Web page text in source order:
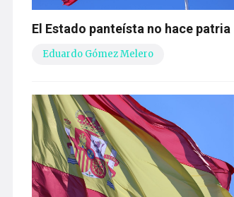
El Estado panteísta no hace patria
Eduardo Gómez Melero